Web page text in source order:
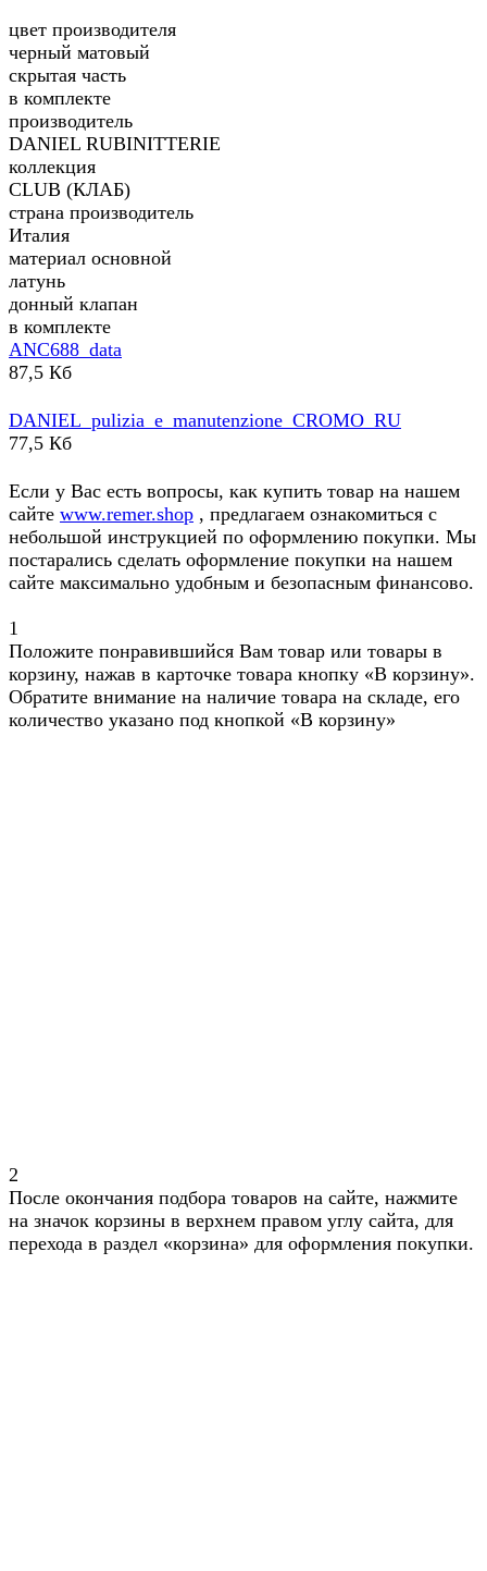
цвет производителя
черный матовый
скрытая часть
в комплекте
производитель
DANIEL RUBINITTERIE
коллекция
CLUB (КЛАБ)
страна производитель
Италия
материал основной
латунь
донный клапан
в комплекте
ANC688_data
87,5 Кб
DANIEL_pulizia_e_manutenzione_CROMO_RU
77,5 Кб
Если у Вас есть вопросы, как купить товар на нашем
сайте www.remer.shop , предлагаем ознакомиться с
небольшой инструкцией по оформлению покупки. Мы
постарались сделать оформление покупки на нашем
сайте максимально удобным и безопасным финансово.
1
Положите понравившийся Вам товар или товары в
корзину, нажав в карточке товара кнопку «В корзину».
Обратите внимание на наличие товара на складе, его
количество указано под кнопкой «В корзину»
2
После окончания подбора товаров на сайте, нажмите
на значок корзины в верхнем правом углу сайта, для
перехода в раздел «корзина» для оформления покупки.